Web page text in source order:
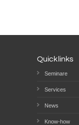
Quicklinks
Seminare
Services
News
Know-how